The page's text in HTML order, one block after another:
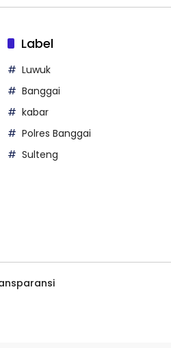
Label
Luwuk
Banggai
kabar
Polres Banggai
Sulteng